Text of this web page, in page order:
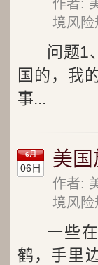
作者:
境风险
问题1
国的，我
事...
6月
06日 美
作者:
境风险
一些
鹤，手里